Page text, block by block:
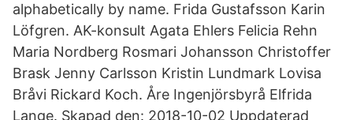
alphabetically by name. Frida Gustafsson Karin
Löfgren. AK-konsult Agata Ehlers Felicia Rehn
Maria Nordberg Rosmari Johansson Christoffer
Brask Jenny Carlsson Kristin Lundmark Lovisa
Bråvi Rickard Koch. Åre Ingenjörsbyrå Elfrida
Lange. Skapad den: 2018-10-02 Uppdaterad